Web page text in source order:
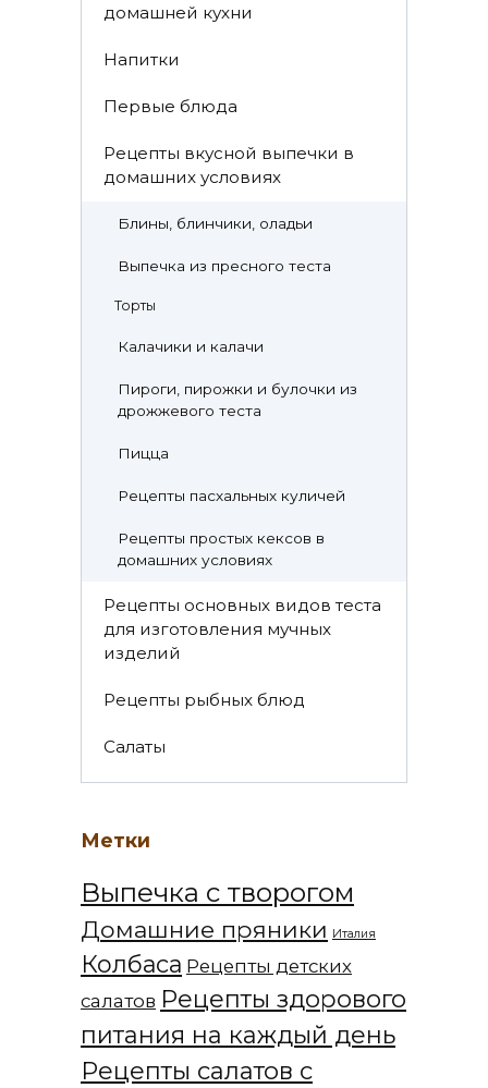
домашней кухни
Напитки
Первые блюда
Рецепты вкусной выпечки в
домашних условиях
Блины, блинчики, оладьи
Выпечка из пресного теста
Торты
Калачики и калачи
Пироги, пирожки и булочки из
дрожжевого теста
Пицца
Рецепты пасхальных куличей
Рецепты простых кексов в
домашних условиях
Рецепты основных видов теста
для изготовления мучных
изделий
Рецепты рыбных блюд
Салаты
Метки
Выпечка с творогом
Домашние пряники Италия
Колбаса Рецепты детских
салатов Рецепты здорового
питания на каждый день
Рецепты салатов с